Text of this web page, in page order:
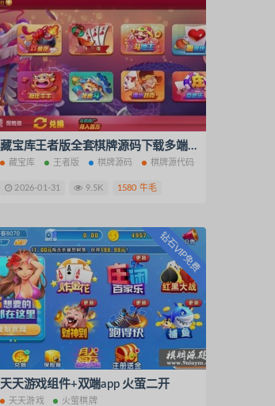
藏宝库王者版全套棋牌源码下载多端互通棋牌源代码
藏宝库 王者版 棋牌源码 棋牌源代码
2026-01-31 9.5K 1580 牛毛
钻石VIP免费
天天游戏组件+双端app 火萤二开
天天游戏 火萤棋牌